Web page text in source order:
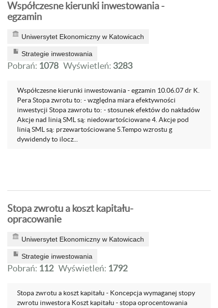
Współczesne kierunki inwestowania -
egzamin
Uniwersytet Ekonomiczny w Katowicach
Strategie inwestowania
Pobrań: 1078 Wyświetleń: 3283
Współczesne kierunki inwestowania - egzamin 10.06.07 dr K.
Pera Stopa zwrotu to: - względna miara efektywności
inwestycji Stopa zawrotu to: - stosunek efektów do nakładów
Akcje nad linią SML są: niedowartościowane 4. Akcje pod
linią SML są: przewartościowane 5.Tempo wzrostu g
dywidendy to ilocz...
Stopa zwrotu a koszt kapitału-
opracowanie
Uniwersytet Ekonomiczny w Katowicach
Strategie inwestowania
Pobrań: 112 Wyświetleń: 1792
Stopa zwrotu a koszt kapitału - Koncepcja wymaganej stopy
zwrotu inwestora Koszt kapitału - stopa oprocentowania